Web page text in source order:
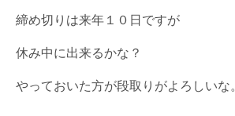
締め切りは来年１０日ですが
休み中に出来るかな？
やっておいた方が段取りがよろしいな。